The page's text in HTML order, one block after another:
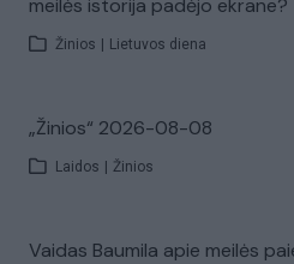
meilės istorija padėjo ekrane?
Žinios Lietuvos diena
„Žinios“ 2026-08-08
Laidos Žinios
Vaidas Baumila apie meilės